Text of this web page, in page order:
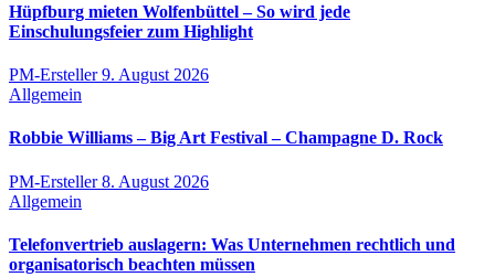
Hüpfburg mieten Wolfenbüttel – So wird jede
Einschulungsfeier zum Highlight
PM-Ersteller9. August 2026
Allgemein
Robbie Williams – Big Art Festival – Champagne D. Rock
PM-Ersteller8. August 2026
Allgemein
Telefonvertrieb auslagern: Was Unternehmen rechtlich und
organisatorisch beachten müssen